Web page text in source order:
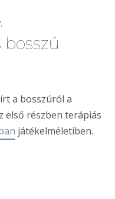
a bosszúról a
első részben terápiás
játékelméletiben.